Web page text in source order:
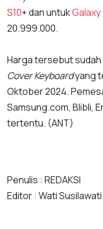
S10+ dan untukGalaxy
20.999.000.
Harga tersebut
Cover Keyboardyang
Oktober 2024.
Samsung.com, Blibli,
tertentu. (ANT)
Penulis : REDAKSI
Editor : Wati Susilawati